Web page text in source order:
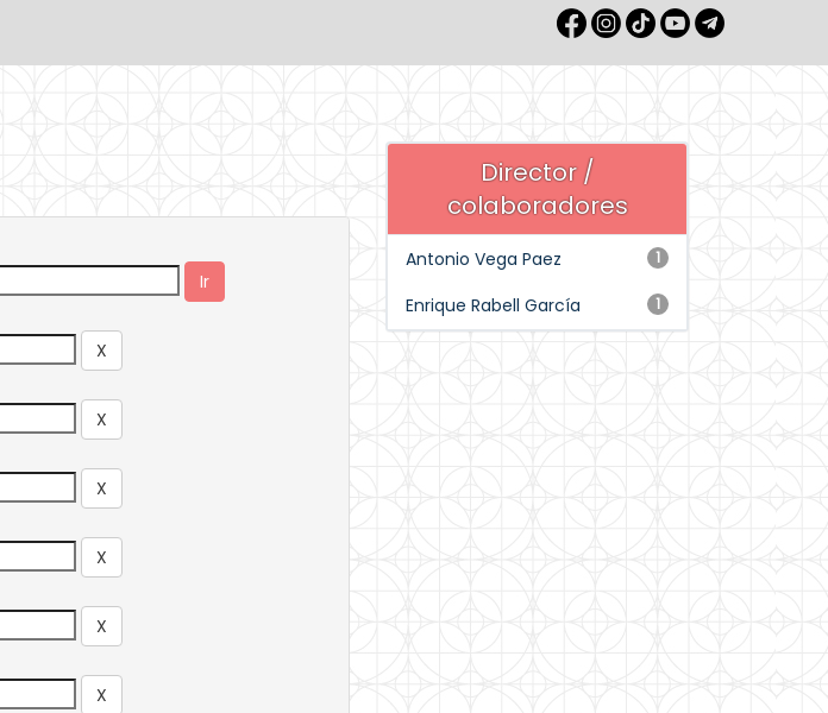
Director /
colaboradores
1
Antonio Vega Paez
1
Enrique Rabell García